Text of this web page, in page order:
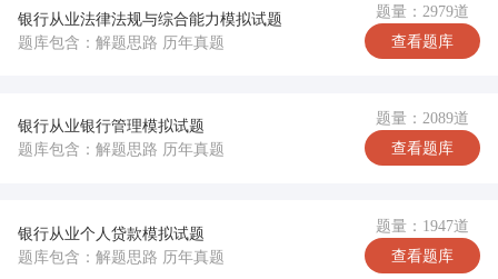
银行从业法律法规与综合能力模拟试题
题库包含：解题思路 历年真题
题量：2979道
查看题库
银行从业银行管理模拟试题
题库包含：解题思路 历年真题
题量：2089道
查看题库
银行从业个人贷款模拟试题
题库包含：解题思路 历年真题
题量：1947道
查看题库